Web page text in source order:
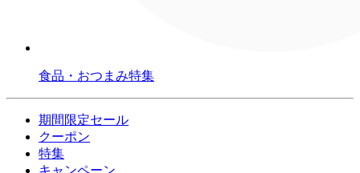
食品・おつまみ特集
期間限定セール
クーポン
特集
キャンペーン